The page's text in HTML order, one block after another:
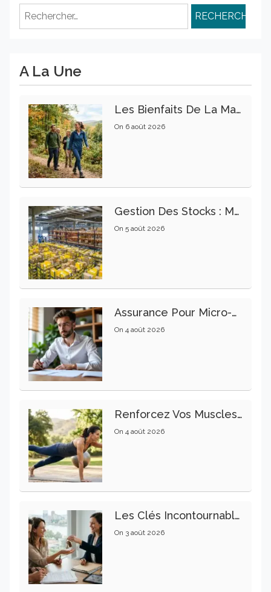
Rechercher :
A La Une
Les Bienfaits De La Marche Sur La Santé Physique Et Mentale
On 6 août 2026
Gestion Des Stocks : Meilleures Pratiques Intralogistiques
On 5 août 2026
Assurance Pour Micro-Entrepreneur : Les Garanties Essentielles À Connaître
On 4 août 2026
Renforcez Vos Muscles Profonds Pour Apaiser Votre Mal De Dos
On 4 août 2026
Les Clés Incontournables Pour Réussir Vos Transactions Immobilières
On 3 août 2026